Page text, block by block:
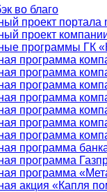
во благо
проект портала
проект
программы ГК
программа
программа
программа
программа
программа
программа
программа
программа
программа
программа
акция «Капля